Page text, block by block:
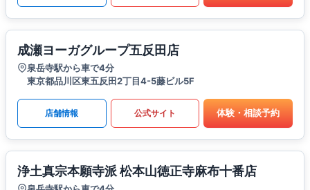
成瀬ヨーガグループ五反田店
泉岳寺駅から車で4分
東京都品川区東五反田2丁目4-5藤ビル5F
店舗情報 公式サイト 体験・相談予約
浄土真宗本願寺派 松本山徳正寺麻布十番店